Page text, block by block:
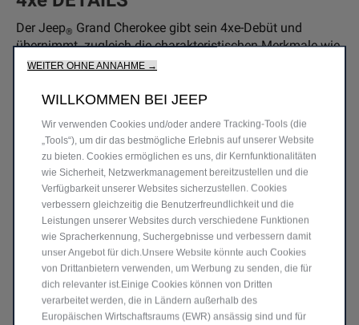
Der Jeep® Grand Cherokee gibt sein 4xe-Debüt und
übernimmt zugleich die charakteristischen Merkmale wie
das Jeep®Logo auf der Motorhaube und der Heckklappe
Logo auf dem Heck und eine blaue Plakette, die das
LEICHTMETALLFELGEN
IN EXKLUSIVEM DESIGN
Zeigen Sie Stil mit der Auswahl an exklusiven
Leichtmetallrädern in geometrischem Design.
WEITER OHNE ANNAHME →
WILLKOMMEN BEI JEEP
Wir verwenden Cookies und/oder andere Tracking‑Tools (die
„Tools“), um dir das bestmögliche Erlebnis auf unserer Website
zu bieten. Cookies ermöglichen es uns, dir Kernfunktionalitäten
wie Sicherheit, Netzwerkmanagement bereitzustellen und die
Verfügbarkeit unserer Websites sicherzustellen. Cookies
verbessern gleichzeitig die Benutzerfreundlichkeit und die
Leistungen unserer Websites durch verschiedene Funktionen
wie Spracherkennung, Suchergebnisse und verbessern damit
unser Angebot für dich.Unsere Website könnte auch Cookies
von Drittanbietern verwenden, um Werbung zu senden, die für
dich relevanter ist.Einige Cookies können von Dritten
verarbeitet werden, die in Ländern außerhalb des
Europäischen Wirtschaftsraums (EWR) ansässig sind und für